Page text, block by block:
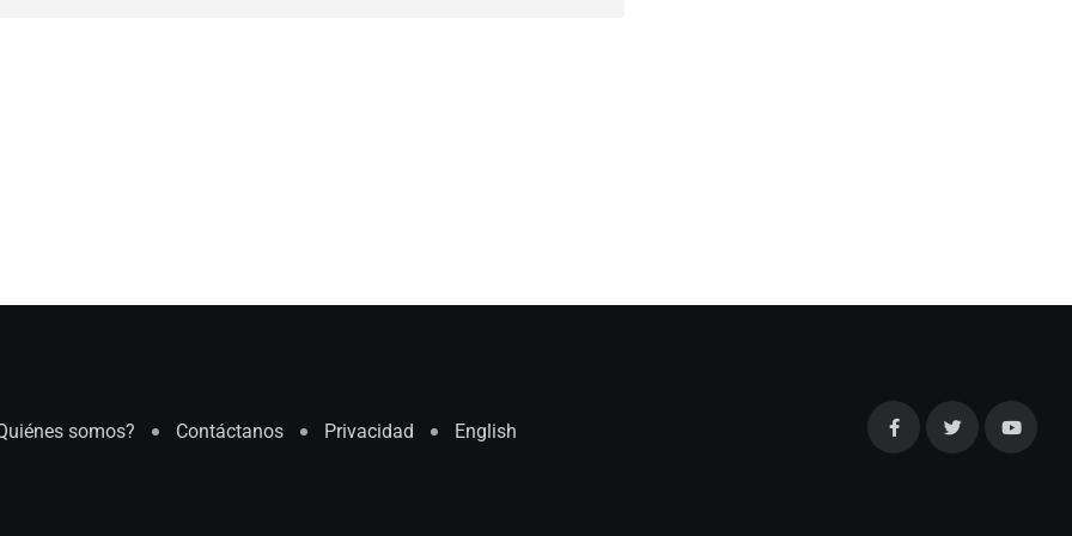
somos? Contáctanos Privacidad English